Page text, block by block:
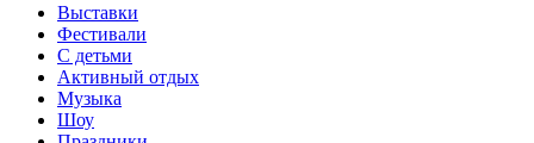
Выставки
Фестивали
С детьми
Активный отдых
Музыка
Шоу